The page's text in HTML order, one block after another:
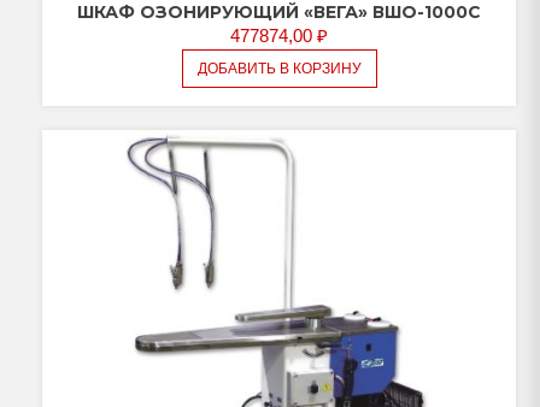
ШКАФ ОЗОНИРУЮЩИЙ «ВЕГА» ВШО-1000С
477874,00 ₽
ДОБАВИТЬ В КОРЗИНУ